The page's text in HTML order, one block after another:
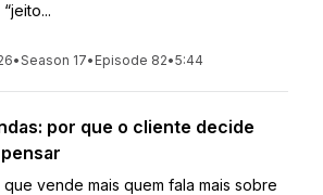
•Season 17• Episode 82•5:44
por que o cliente decide
vende mais quem fala mais sobre